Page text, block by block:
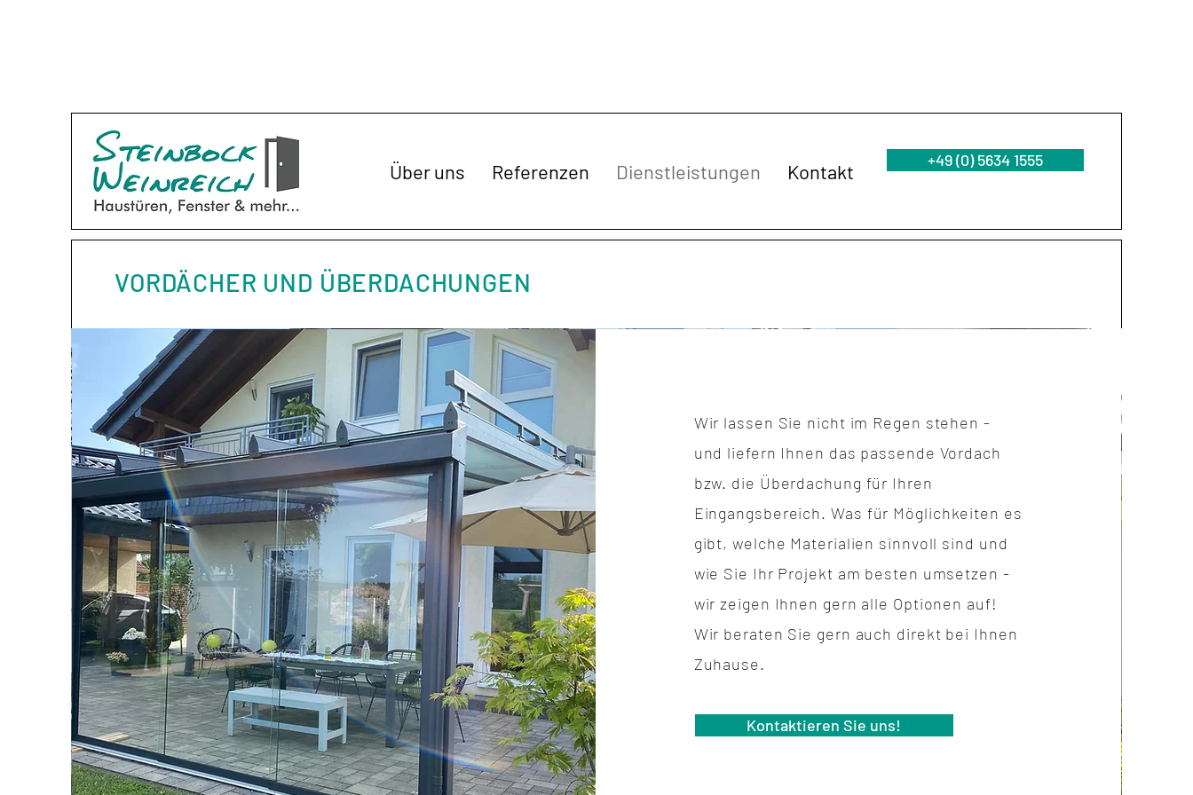
Über uns Referenzen Dienstleistungen Kontakt +49 (0) 5634 1555
VORDÄCHER UND ÜBERDACHUNGEN
Wir lassen Sie nicht im Regen stehen -
und liefern Ihnen das passende Vordach
bzw. die Überdachung für Ihren
Eingangsbereich. Was für Möglichkeiten es
gibt, welche Materialien sinnvoll sind und
wie Sie Ihr Projekt am besten umsetzen -
wir zeigen Ihnen gern alle Optionen auf!
Wir beraten Sie gern auch direkt bei Ihnen
Zuhause.
Kontaktieren Sie uns!